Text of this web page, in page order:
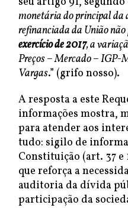
monetária do principal
refinanciada da União não
exercício de 2017, a
Preços – Mercado – IGP-
Vargas.” (grifo nosso).
A resposta a este
informações mostra,
para atender aos
tudo: sigilo de
Constituição (art. 37 e
que reforça a
auditoria da dívida
participação da